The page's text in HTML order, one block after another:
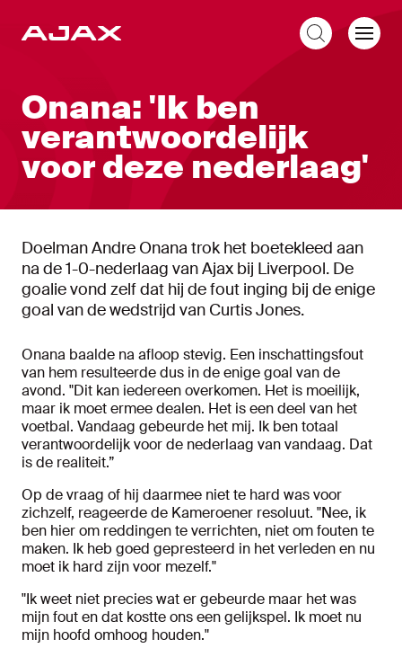
Onana: 'Ik ben
verantwoordelijk
voor deze nederlaag'
Doelman Andre Onana trok het boetekleed aan
na de 1-0-nederlaag van Ajax bij Liverpool. De
goalie vond zelf dat hij de fout inging bij de enige
goal van de wedstrijd van Curtis Jones.
Onana baalde na afloop stevig. Een inschattingsfout
van hem resulteerde dus in de enige goal van de
avond. "Dit kan iedereen overkomen. Het is moeilijk,
maar ik moet ermee dealen. Het is een deel van het
voetbal. Vandaag gebeurde het mij. Ik ben totaal
verantwoordelijk voor de nederlaag van vandaag. Dat
is de realiteit.”
Op de vraag of hij daarmee niet te hard was voor
zichzelf, reageerde de Kameroener resoluut. "Nee, ik
ben hier om reddingen te verrichten, niet om fouten te
maken. Ik heb goed gepresteerd in het verleden en nu
moet ik hard zijn voor mezelf."
"Ik weet niet precies wat er gebeurde maar het was
mijn fout en dat kostte ons een gelijkspel. Ik moet nu
mijn hoofd omhoog houden."